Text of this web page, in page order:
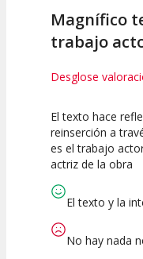
Magnífico
trabajo
Desglose
10
Calidad del
Espectáculo
El texto hace
reinserción a
es el trabajo
actriz de la obra
El texto y la
No hay nada